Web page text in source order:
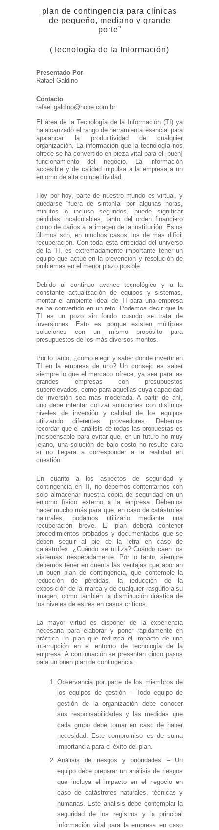
plan de contingencia para clínicas
de pequeño, mediano y grande
porte”
(Tecnología de la Información)
Presentado Por
Rafael Galdino
Contacto
rafael.galdino@hope.com.br
El área de la Tecnología de la Información (TI) ya
ha alcanzado el rango de herramienta esencial para
apalancar la productividad de cualquier
organización. La información que la tecnología nos
ofrece se ha convertido en pieza vital para el [buen]
funcionamiento del negocio. La información
accesible y de calidad impulsa a la empresa a un
entorno de alta competitividad.
Hoy por hoy, parte de nuestro mundo es virtual, y
quedarse “fuera de sintonía” por algunas horas,
minutos o incluso segundos, puede significar
pérdidas incalculables, tanto del orden financiero
como de daños a la imagen de la institución. Estos
últimos son, en muchos casos, los de más difícil
recuperación. Con toda esta criticidad del universo
de la TI, es extremadamente importante tener un
equipo que actúe en la prevención y resolución de
problemas en el menor plazo posible.
Debido al continuo avance tecnológico y a la
constante actualización de equipos y sistemas,
montar el ambiente ideal de TI para una empresa
se ha convertido en un reto. Podemos decir que la
TI es un pozo sin fondo cuando se trata de
inversiones. Esto es porque existen múltiples
soluciones con un mismo propósito para
presupuestos de los más diversos montos.
Por lo tanto, ¿cómo elegir y saber dónde invertir en
TI en la empresa de uno? Un consejo es saber
siempre lo que el mercado ofrece, ya sea para las
grandes empresas con presupuestos
superelevados, como para aquellas cuya capacidad
de inversión sea más moderada. A partir de ahí,
uno debe intentar cotizar soluciones con distintos
niveles de inversión y calidad de los equipos
utilizando diferentes proveedores. Debemos
recordar que el análisis de todas las propuestas es
indispensable para evitar que, en un futuro no muy
lejano, una solución de bajo costo no resulte cara
si no llegara a corresponder a la realidad en
cuestión.
En cuanto a los aspectos de seguridad y
contingencia en TI, no debemos contentarnos con
solo almacenar nuestra copia de seguridad en un
entorno físico externo a la empresa. Debemos
hacer mucho más para que, en caso de catástrofes
naturales, podamos utilizarlo mediante una
recuperación breve. El plan deberá contener
procedimientos probados y documentados que se
deben seguir al pie de la letra en caso de
catástrofes. ¿Cuándo se utiliza? Cuando caen los
sistemas inesperadamente. Por lo tanto, siempre
debemos tener en cuenta las ventajas que aportan
un buen plan de contingencia, que contemple la
reducción de pérdidas, la reducción de la
exposición de la marca y de cualquier rasguño a su
imagen, como también la disminución drástica de
los niveles de estrés en casos críticos.
La mayor virtud es disponer de la experiencia
necesaria para elaborar y poner rápidamente en
práctica un plan que reduzca el impacto de una
interrupción en el entorno de tecnología de la
empresa. A continuación se presentan cinco pasos
para un buen plan de contingencia:
Observancia por parte de los miembros de
los equipos de gestión – Todo equipo de
gestión de la organización debe conocer
sus responsabilidades y las medidas que
cada grupo debe tomar en caso de haber
necesidad. Este compromiso es de suma
importancia para el éxito del plan.
Análisis de riesgos y prioridades – Un
equipo debe preparar un análisis de riesgos
que incluya el impacto en el negocio en
caso de catástrofes naturales, técnicas y
humanas. Este análisis debe contemplar la
seguridad de los registros y la principal
información vital para la empresa en caso